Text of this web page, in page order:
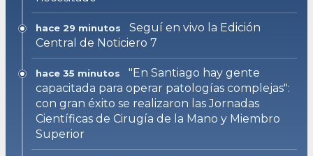
hace 29 minutos
Seguí en vivo la Edición
Central de Noticiero 7
hace 35 minutos
"En Santiago hay gente
capacitada para operar patologías complejas":
con gran éxito se realizaron las Jornadas
Científicas de Cirugía de la Mano y Miembro
Superior